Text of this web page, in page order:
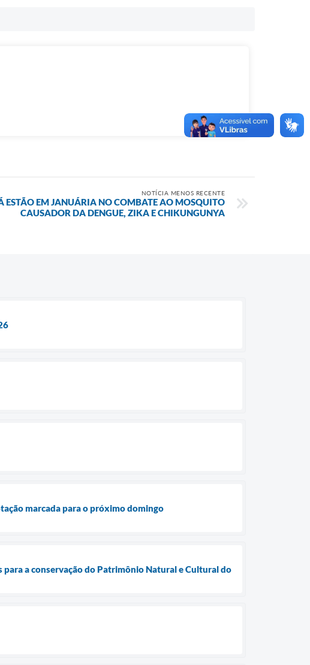
NOTÍCIA MENOS RECENTE
ESTÃO EM JANUÁRIA NO COMBATE AO MOSQUITO
CAUSADOR DA DENGUE, ZIKA E CHIKUNGUNYA
marcada para o próximo domingo
a conservação do Patrimônio Natural e Cultural do